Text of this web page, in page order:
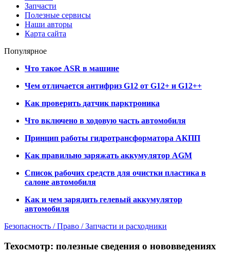
Запчасти
Полезные сервисы
Наши авторы
Карта сайта
Популярное
Что такое ASR в машине
Чем отличается антифриз G12 от G12+ и G12++
Как проверить датчик парктроника
Что включено в ходовую часть автомобиля
Принцип работы гидротрансформатора АКПП
Как правильно заряжать аккумулятор AGM
Список рабочих средств для очистки пластика в
салоне автомобиля
Как и чем зарядить гелевый аккумулятор
автомобиля
Безопасность / Право / Запчасти и расходники
Техосмотр: полезные сведения о нововведениях